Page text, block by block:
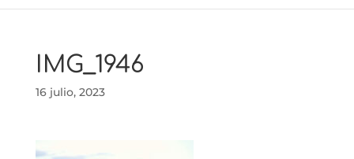
IMG_1946
16 julio, 2023